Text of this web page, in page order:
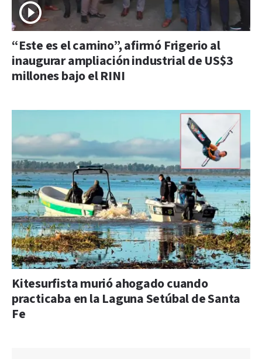
“Este es el camino”, afirmó Frigerio al
inaugurar ampliación industrial de US$3
millones bajo el RINI
Kitesurfista murió ahogado cuando
practicaba en la Laguna Setúbal de Santa
Fe